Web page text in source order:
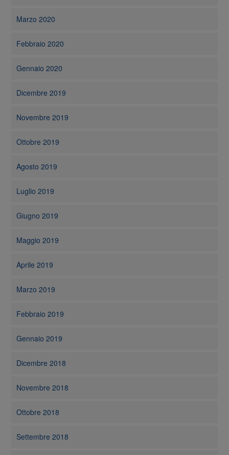
Marzo 2020
Febbraio 2020
Gennaio 2020
Dicembre 2019
Novembre 2019
Ottobre 2019
Agosto 2019
Luglio 2019
Giugno 2019
Maggio 2019
Aprile 2019
Marzo 2019
Febbraio 2019
Gennaio 2019
Dicembre 2018
Novembre 2018
Ottobre 2018
Settembre 2018